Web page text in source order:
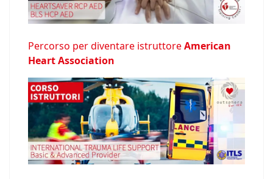
Percorso per diventare istruttoreAmerican
Heart Association